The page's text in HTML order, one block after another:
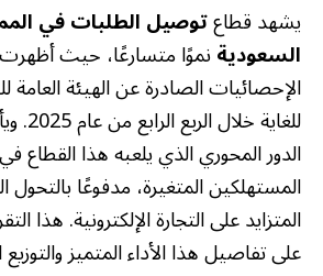
يشهد قطاعتوصيل الطلبات في
السعوديةنموًا متسارعًا، حيث
الإحصائيات الصادرة عن الهيئة العامة
للغاية
الدور المحوري الذي يلعبه هذا القطاع
المستهلكين المتغيرة، مدفوعًا بالتحول
المتزايد على التجارة الإلكترونية. هذا
على تفاصيل هذا الأداء المتميز